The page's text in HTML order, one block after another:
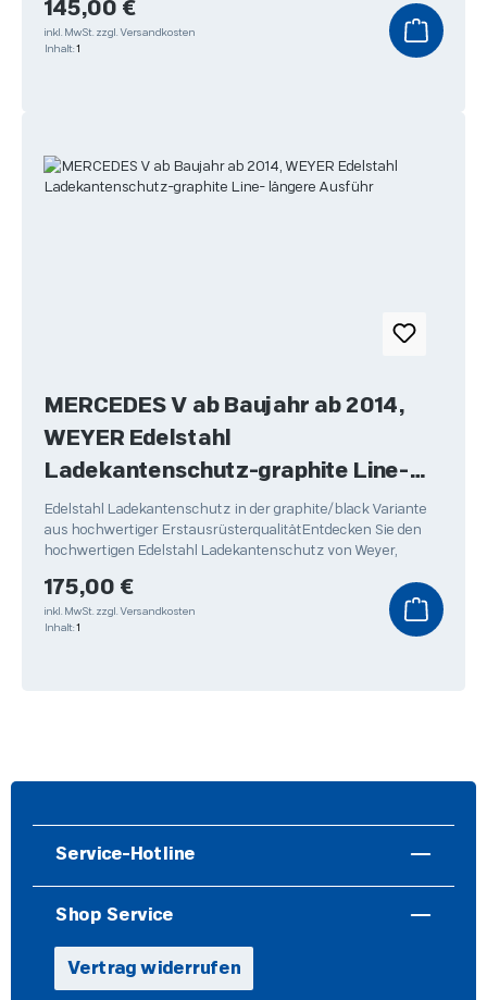
Regulärer Preis:
145,00 €
inkl. MwSt. zzgl. Versandkosten
Inhalt: 1
MERCEDES V ab Baujahr ab 2014,
WEYER Edelstahl
Ladekantenschutz-graphite Line-
längere Ausführ
Edelstahl Ladekantenschutz in der graphite/black Variante
aus hochwertiger ErstausrüsterqualitätEntdecken Sie den
hochwertigen Edelstahl Ladekantenschutz von Weyer,
Regulärer Preis:
175,00 €
inkl. MwSt. zzgl. Versandkosten
Inhalt: 1
Service-Hotline
Shop Service
Vertrag widerrufen